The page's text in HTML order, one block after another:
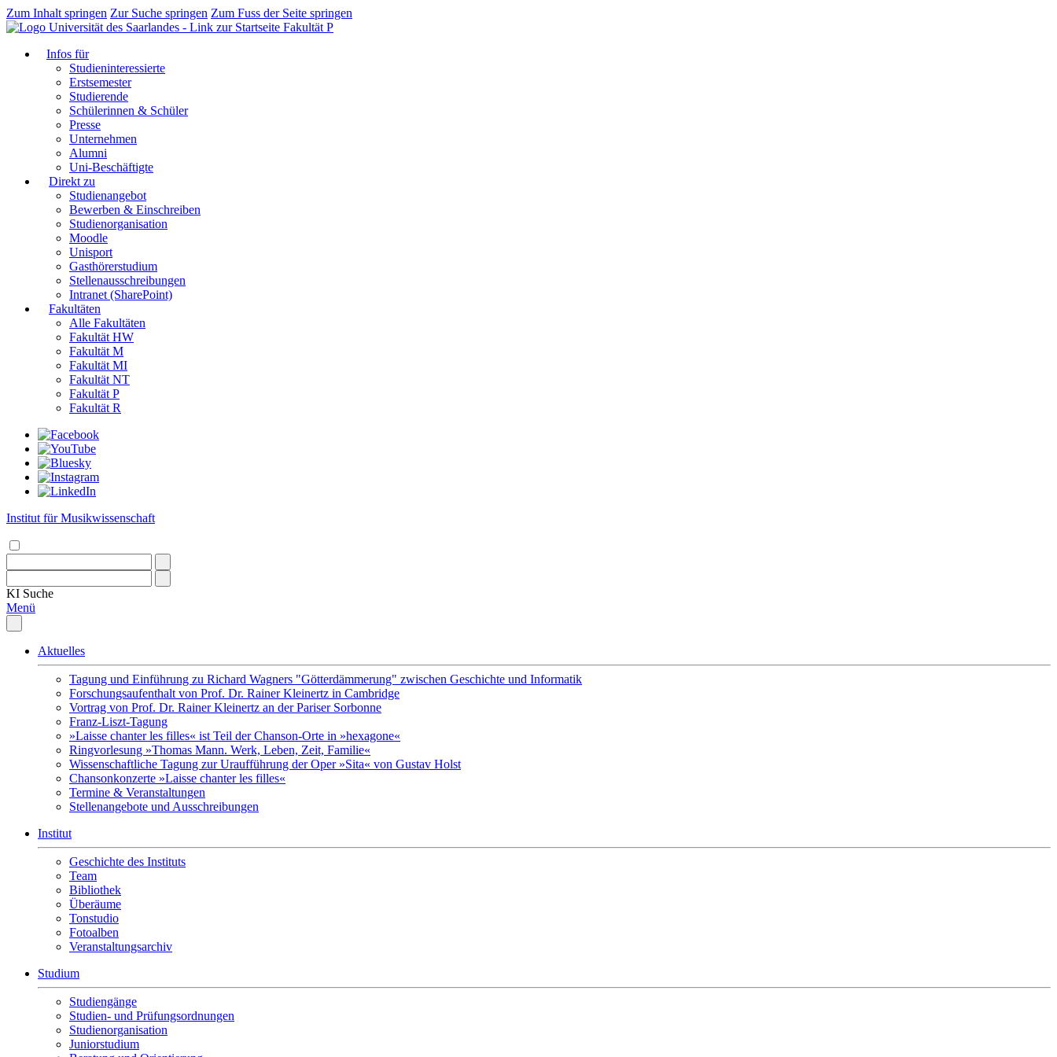
Zum Inhalt springen Zur Suche springen Zum Fuss der Seite springen
Fakultät P
Infos für
Studieninteressierte
Erstsemester
Studierende
Schülerinnen & Schüler
Presse
Unternehmen
Alumni
Uni-Beschäftigte
Direkt zu
Studienangebot
Bewerben & Einschreiben
Studienorganisation
Moodle
Unisport
Gasthörerstudium
Stellenausschreibungen
Intranet (SharePoint)
Fakultäten
Alle Fakultäten
Fakultät HW
Fakultät M
Fakultät MI
Fakultät NT
Fakultät P
Fakultät R
Institut für Musikwissenschaft
KI Suche
Menü
Aktuelles
Tagung und Einführung zu Richard Wagners "Götterdämmerung" zwischen Geschichte und Informatik
Forschungsaufenthalt von Prof. Dr. Rainer Kleinertz in Cambridge
Vortrag von Prof. Dr. Rainer Kleinertz an der Pariser Sorbonne
Franz-Liszt-Tagung
»Laisse chanter les filles« ist Teil der Chanson-Orte in »hexagone«
Ringvorlesung »Thomas Mann. Werk, Leben, Zeit, Familie«
Wissenschaftliche Tagung zur Uraufführung der Oper »Sita« von Gustav Holst
Chansonkonzerte »Laisse chanter les filles«
Termine & Veranstaltungen
Stellenangebote und Ausschreibungen
Institut
Geschichte des Instituts
Team
Bibliothek
Überäume
Tonstudio
Fotoalben
Veranstaltungsarchiv
Studium
Studiengänge
Studien- und Prüfungsordnungen
Studienorganisation
Juniorstudium